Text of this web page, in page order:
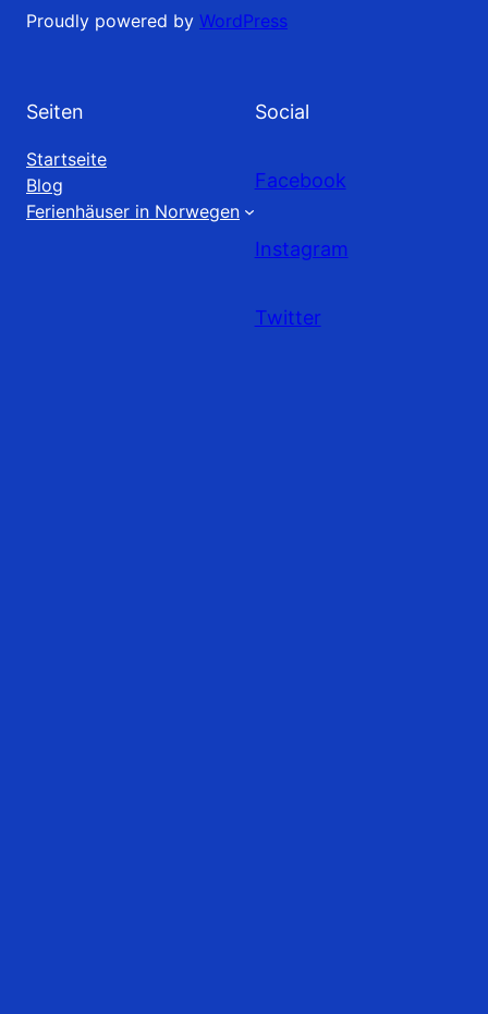
Proudly powered by WordPress
Seiten
Startseite
Blog
Ferienhäuser in Norwegen
Social
Facebook
Instagram
Twitter